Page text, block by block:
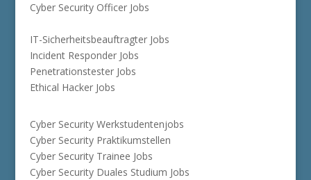
Cyber Security Officer Jobs
IT-Sicherheitsbeauftragter Jobs
Incident Responder Jobs
Penetrationstester Jobs
Ethical Hacker Jobs
Cyber Security Werkstudentenjobs
Cyber Security Praktikumstellen
Cyber Security Trainee Jobs
Cyber Security Duales Studium Jobs